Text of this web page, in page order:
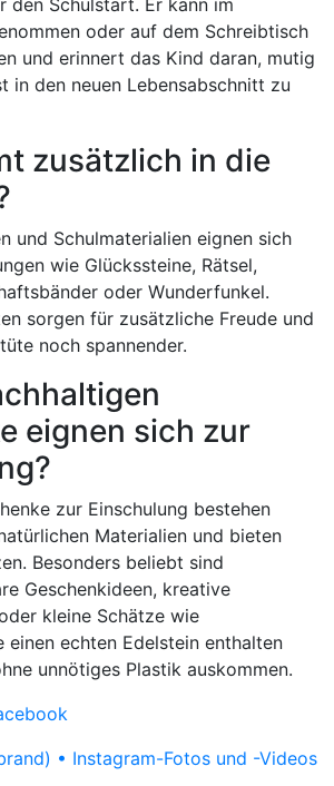
den Schulstart. Er kann im
oder auf dem Schreibtisch
und erinnert das Kind daran, mutig
in den neuen Lebensabschnitt zu
zusätzlich in die
und Schulmaterialien eignen sich
wie Glückssteine, Rätsel,
oder Wunderfunkel.
sorgen für zusätzliche Freude und
noch spannender.
eignen sich zur
zur Einschulung bestehen
Materialien und bieten
Besonders beliebt sind
Geschenkideen, kreative
kleine Schätze wie
einen echten Edelstein enthalten
unnötiges Plastik auskommen.
• Instagram-Fotos und -Videos